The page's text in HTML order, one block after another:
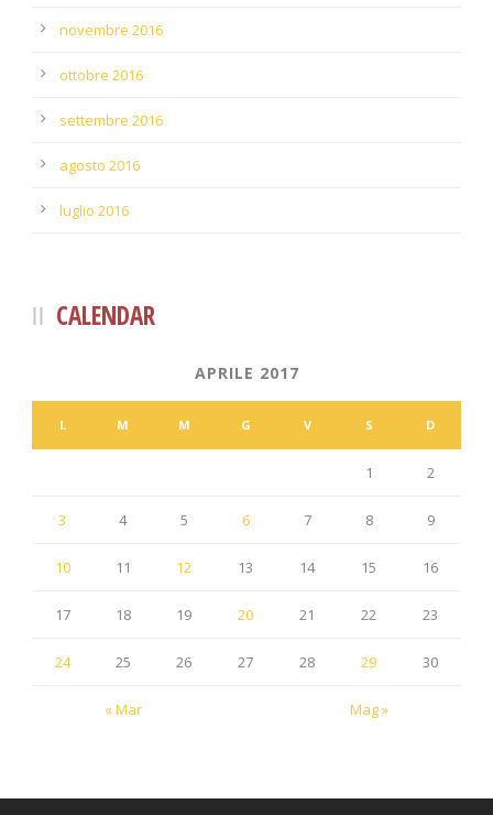
novembre 2016
ottobre 2016
settembre 2016
agosto 2016
luglio 2016
CALENDAR
APRILE 2017
L M M G V S D
« Mar Mag »
1 2
3 4 5 6 7 8 9
10 11 12 13 14 15 16
17 18 19 20 21 22 23
24 25 26 27 28 29 30